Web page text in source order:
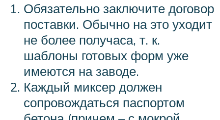
Обязательно заключите договор
поставки. Обычно на это уходит
не более получаса, т. к.
шаблоны готовых форм уже
имеются на заводе.
Каждый миксер должен
сопровождаться паспортом